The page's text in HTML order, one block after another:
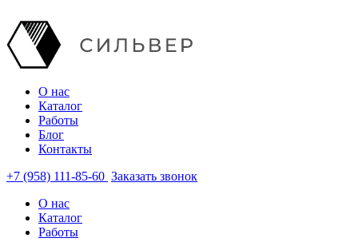
О нас
Каталог
Работы
Блог
Контакты
+7 (958) 111-85-60 Заказать звонок
О нас
Каталог
Работы